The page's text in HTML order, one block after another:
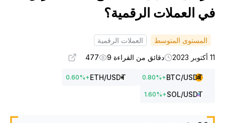
العملات الرقمية؟
المستوى المتوسط
العملات الرقمية
دقائق من القراءة 9 477
BTC/USDT
+
0.80%
ETH/USDT
+
0.60%
SOL/USDT
+
1.60%